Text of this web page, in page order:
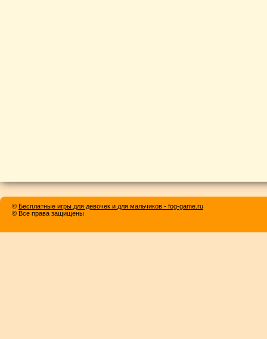
© Бесплатные игры для девочек и для мальчиков - fog-game.ru
© Все права защищены